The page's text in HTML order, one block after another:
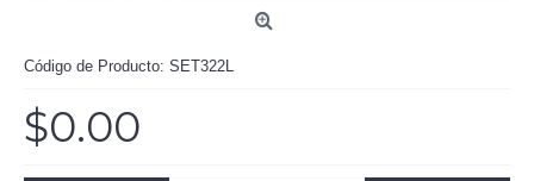
Código de Producto: SET322L
$0.00